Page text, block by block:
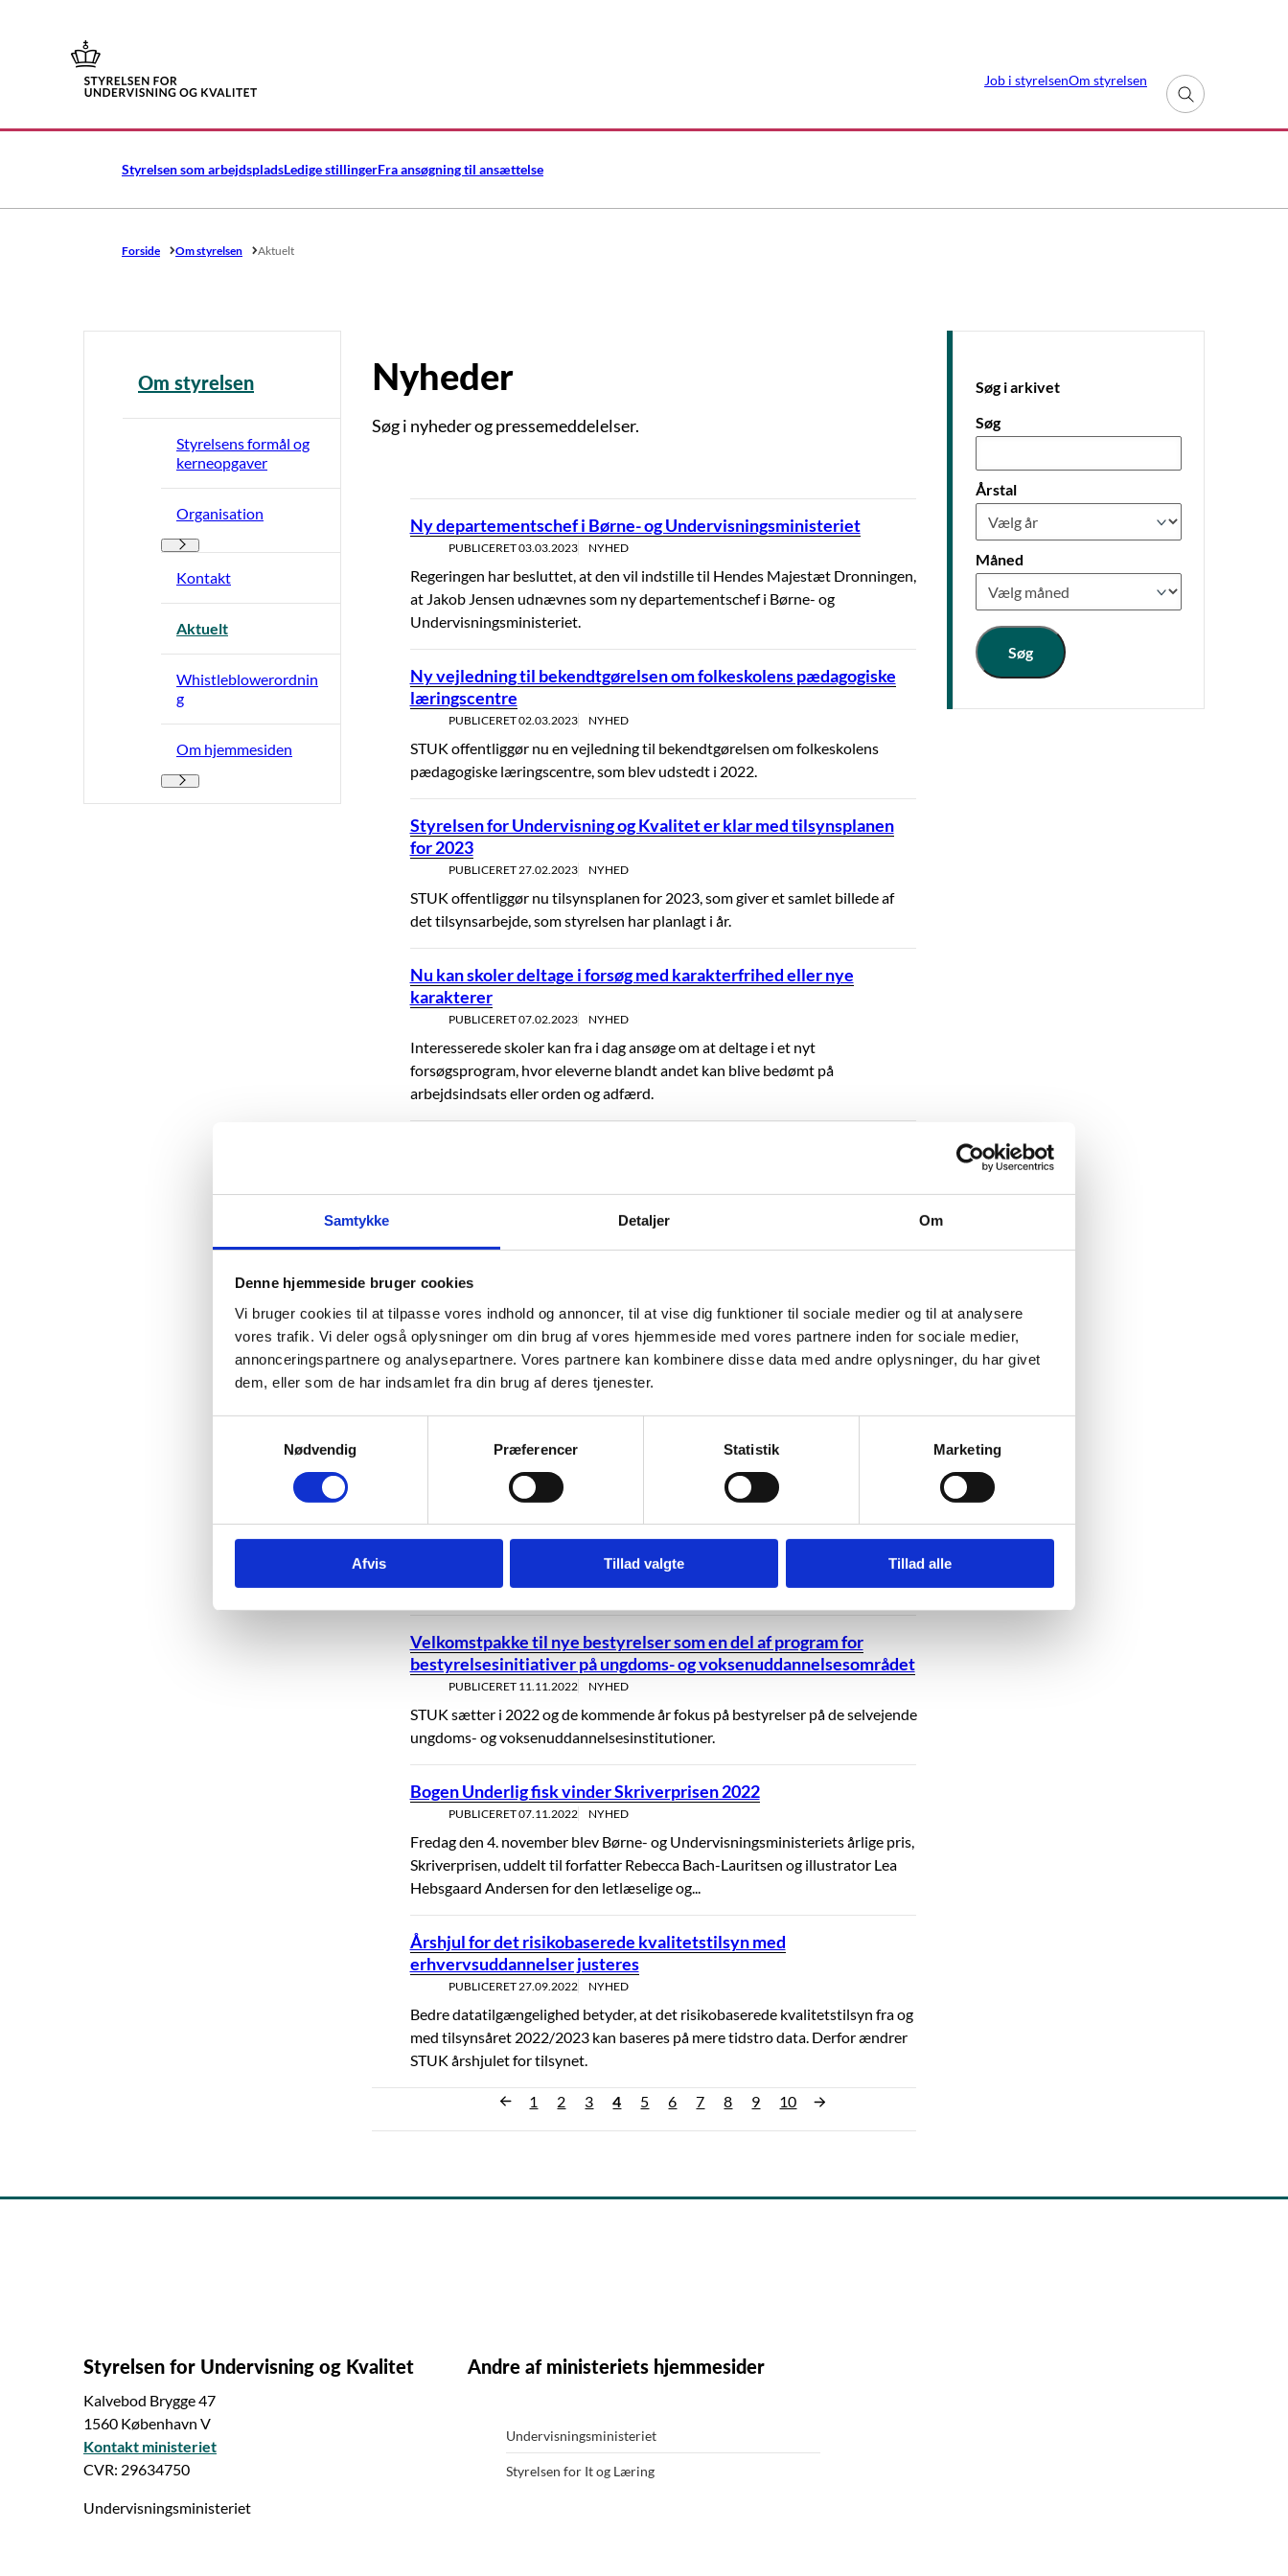
Samtykke Detaljer Om
Denne hjemmeside bruger cookies
Vi bruger cookies til at tilpasse vores indhold og annoncer, til at vise dig funktioner til sociale medier og til at analysere
vores trafik. Vi deler også oplysninger om din brug af vores hjemmeside med vores partnere inden for sociale medier,
annonceringspartnere og analysepartnere. Vores partnere kan kombinere disse data med andre oplysninger, du har givet
dem, eller som de har indsamlet fra din brug af deres tjenester.
v
Nødvendig Præferencer Statistik Marketing
Afvis Tillad valgte Tillad alle
Job i styrelsenOm styrelsen
Fold søgefelt ud
Styrelsen som arbejdspladsLedige stillingerFra ansøgning til ansættelse
Forside Om styrelsen Aktuelt
Om styrelsen
Styrelsens formål og
kerneopgaver
Organisation
Organisation - Flere links
Kontakt
Aktuelt
Whistleblowerordnin
g
Om hjemmesiden
Om hjemmesiden - Flere links
Nyheder
Søg i nyheder og pressemeddelelser.
Ny departementschef i Børne- og Undervisningsministeriet
PUBLICERET03.03.2023 NYHED
Regeringen har besluttet, at den vil indstille til Hendes Majestæt Dronningen,
at Jakob Jensen udnævnes som ny departementschef i Børne- og
Undervisningsministeriet.
Ny vejledning til bekendtgørelsen om folkeskolens pædagogiske
læringscentre
PUBLICERET02.03.2023 NYHED
STUK offentliggør nu en vejledning til bekendtgørelsen om folkeskolens
pædagogiske læringscentre, som blev udstedt i 2022.
Styrelsen for Undervisning og Kvalitet er klar med tilsynsplanen
for 2023
PUBLICERET27.02.2023 NYHED
STUK offentliggør nu tilsynsplanen for 2023, som giver et samlet billede af
det tilsynsarbejde, som styrelsen har planlagt i år.
Nu kan skoler deltage i forsøg med karakterfrihed eller nye
karakterer
PUBLICERET07.02.2023 NYHED
Interesserede skoler kan fra i dag ansøge om at deltage i et nyt
forsøgsprogram, hvor eleverne blandt andet kan blive bedømt på
arbejdsindsats eller orden og adfærd.
PUBLICERET23.12.2022 NYHED
STUK har nu afsluttet tilsynet med gymnasiers kvalitetssystemer. Tilsynet har
medført, at flere gymnasiale institutioner er blevet opmærksomme på
Departementschef Kent Harnisch stopper i Børne- og
Undervisningsministeriet
PUBLICERET 15.12.2022 NYHED
Børne- og Undervisningsministeriets departementschef skifter til det
nyoprettede Økonomiministerium.
Tilsyn afdækker faglig kompetence blandt suppleringskandidater:
3 ud af 4 efterlever kravene
STUK’s tematiske tilsyn med faglig kompetence for suppleringskandidater på
pædagogikumuddannelsen for undervisere på de gymnasiale uddannelser er
nu afsluttet. Tilsynet har vist, at størstedelen af...
Velkomstpakke til nye bestyrelser som en del af program for
bestyrelsesinitiativer på ungdoms- og voksenuddannelsesområdet
PUBLICERET 11.11.2022 NYHED
STUK sætter i 2022 og de kommende år fokus på bestyrelser på de selvejende
ungdoms- og voksenuddannelsesinstitutioner.
Bogen Underlig fisk vinder Skriverprisen 2022
PUBLICERET07.11.2022 NYHED
Fredag den 4. november blev Børne- og Undervisningsministeriets årlige pris,
Skriverprisen, uddelt til forfatter Rebecca Bach-Lauritsen og illustrator Lea
Hebsgaard Andersen for den letlæselige og...
Årshjul for det risikobaserede kvalitetstilsyn med
erhvervsuddannelser justeres
PUBLICERET27.09.2022 NYHED
Bedre datatilgængelighed betyder, at det risikobaserede kvalitetstilsyn fra og
med tilsynsåret 2022/2023 kan baseres på mere tidstro data. Derfor ændrer
STUK årshjulet for tilsynet.
1 2 3 4 5 6 7 8 9 10
Søg i arkivet
Søg
Årstal
Måned
Søg
Styrelsen for Undervisning og Kvalitet
Kalvebod Brygge 47
1560 København V
Kontakt ministeriet
CVR: 29634750
Undervisningsministeriet
Andre af ministeriets hjemmesider
Undervisningsministeriet
Styrelsen for It og Læring